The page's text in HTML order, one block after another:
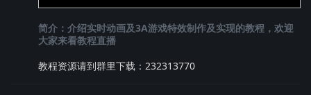
简介：介绍实时动画及3A游戏特效制作及实现的教程，欢迎
大家来看教程直播
教程资源请到群里下载：232313770